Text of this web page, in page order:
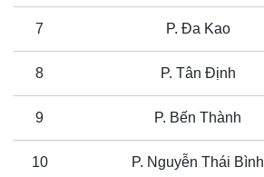
7 P. Đa Kao
8 P. Tân Định
9 P. Bến Thành
10 P. Nguyễn Thái Bình